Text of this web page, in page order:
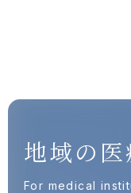
地域の
For medical